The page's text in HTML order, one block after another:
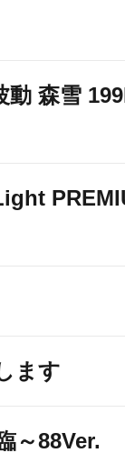
動 森雪
ます
～88Ver.